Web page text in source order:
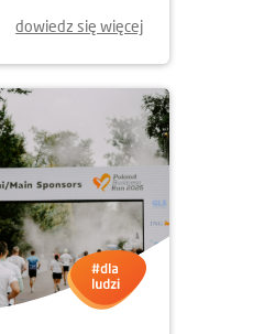
dowiedz się więcej